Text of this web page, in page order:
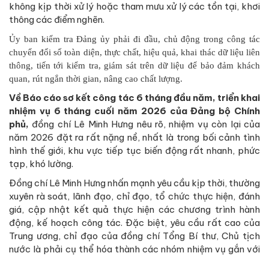
không kịp thời xử lý hoặc tham mưu xử lý các tồn tại, khơi
thông các điểm nghẽn.
Ủy ban kiểm tra Đảng ủy phải đi đầu, chủ động trong công tác
chuyển đổi số toàn diện, thực chất, hiệu quả, khai thác dữ liệu liên
thông, tiến tới kiểm tra, giám sát trên dữ liệu để bảo đảm khách
quan, rút ngắn thời gian, nâng cao chất lượng.
Về Báo cáo sơ kết công tác 6 tháng đầu năm, triển khai
nhiệm vụ 6 tháng cuối năm 2026 của Đảng bộ Chính
phủ, đồng chí Lê Minh Hưng nêu rõ, nhiệm vụ còn lại của
năm 2026 đặt ra rất nặng nề, nhất là trong bối cảnh tình
hình thế giới, khu vực tiếp tục biến động rất nhanh, phức
tạp, khó lường.
Đồng chí Lê Minh Hưng nhấn mạnh yêu cầu kịp thời, thường
xuyên rà soát, lãnh đạo, chỉ đạo, tổ chức thực hiện, đánh
giá, cập nhật kết quả thực hiện các chương trình hành
động, kế hoạch công tác. Đặc biệt, yêu cầu rất cao của
Trung ương, chỉ đạo của đồng chí Tổng Bí thư, Chủ tịch
nước là phải cụ thể hóa thành các nhóm nhiệm vụ gắn với